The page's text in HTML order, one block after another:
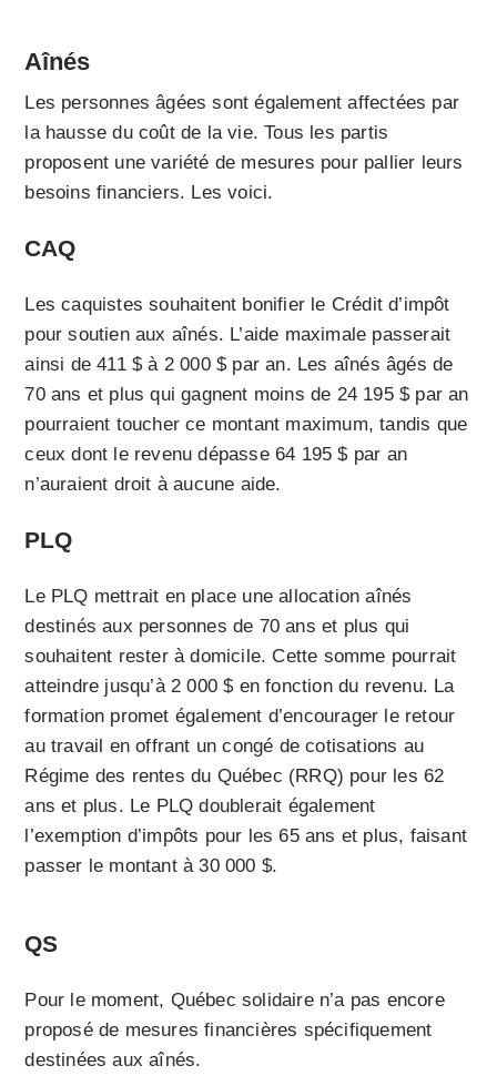
Aînés
Les personnes âgées sont également affectées par
la hausse du coût de la vie. Tous les partis
proposent une variété de mesures pour pallier leurs
besoins financiers. Les voici.
CAQ
Les caquistes souhaitent bonifier le Crédit d’impôt
pour soutien aux aînés. L’aide maximale passerait
ainsi de 411 $ à 2 000 $ par an. Les aînés âgés de
70 ans et plus qui gagnent moins de 24 195 $ par an
pourraient toucher ce montant maximum, tandis que
ceux dont le revenu dépasse 64 195 $ par an
n’auraient droit à aucune aide.
PLQ
Le PLQ mettrait en place une allocation aînés
destinés aux personnes de 70 ans et plus qui
souhaitent rester à domicile. Cette somme pourrait
atteindre jusqu’à 2 000 $ en fonction du revenu. La
formation promet également d’encourager le retour
au travail en offrant un congé de cotisations au
Régime des rentes du Québec (RRQ) pour les 62
ans et plus. Le PLQ doublerait également
l’exemption d’impôts pour les 65 ans et plus, faisant
passer le montant à 30 000 $.
QS
Pour le moment, Québec solidaire n’a pas encore
proposé de mesures financières spécifiquement
destinées aux aînés.